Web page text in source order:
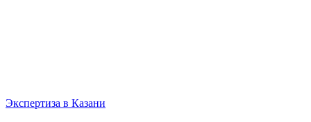
Экспертиза в Казани